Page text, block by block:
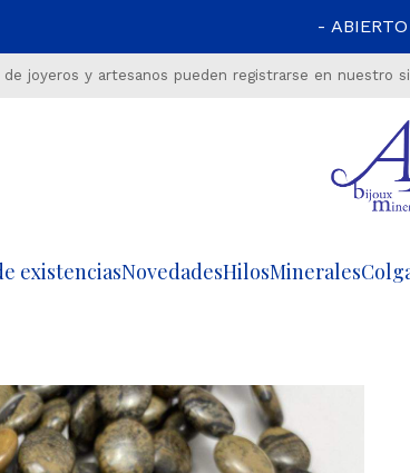
-
de joyeros y artesanos pueden registrarse en nuestro
existenciasNovedadesHilosMinerales